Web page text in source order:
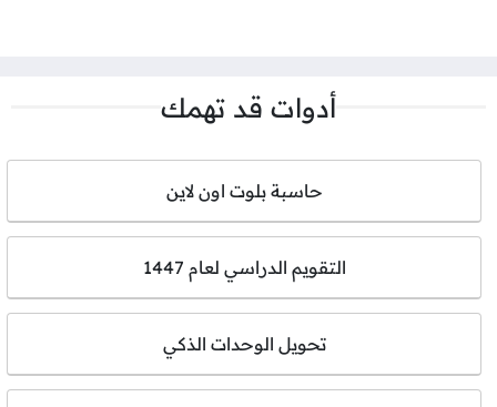
أدوات قد تهمك
حاسبة بلوت اون لاين
التقويم الدراسي لعام 1447
تحويل الوحدات الذكي